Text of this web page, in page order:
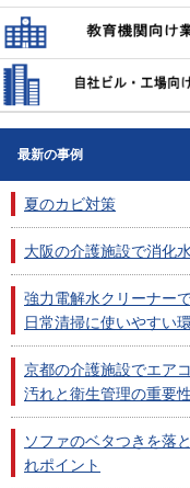
最新の事例
夏のカビ対策
大阪の介護施設で消化
強力電解水クリーナー
日常清掃に使いやすい
京都の介護施設でエア
汚れと衛生管理の重要性
ソファのベタつきを落
れポイント